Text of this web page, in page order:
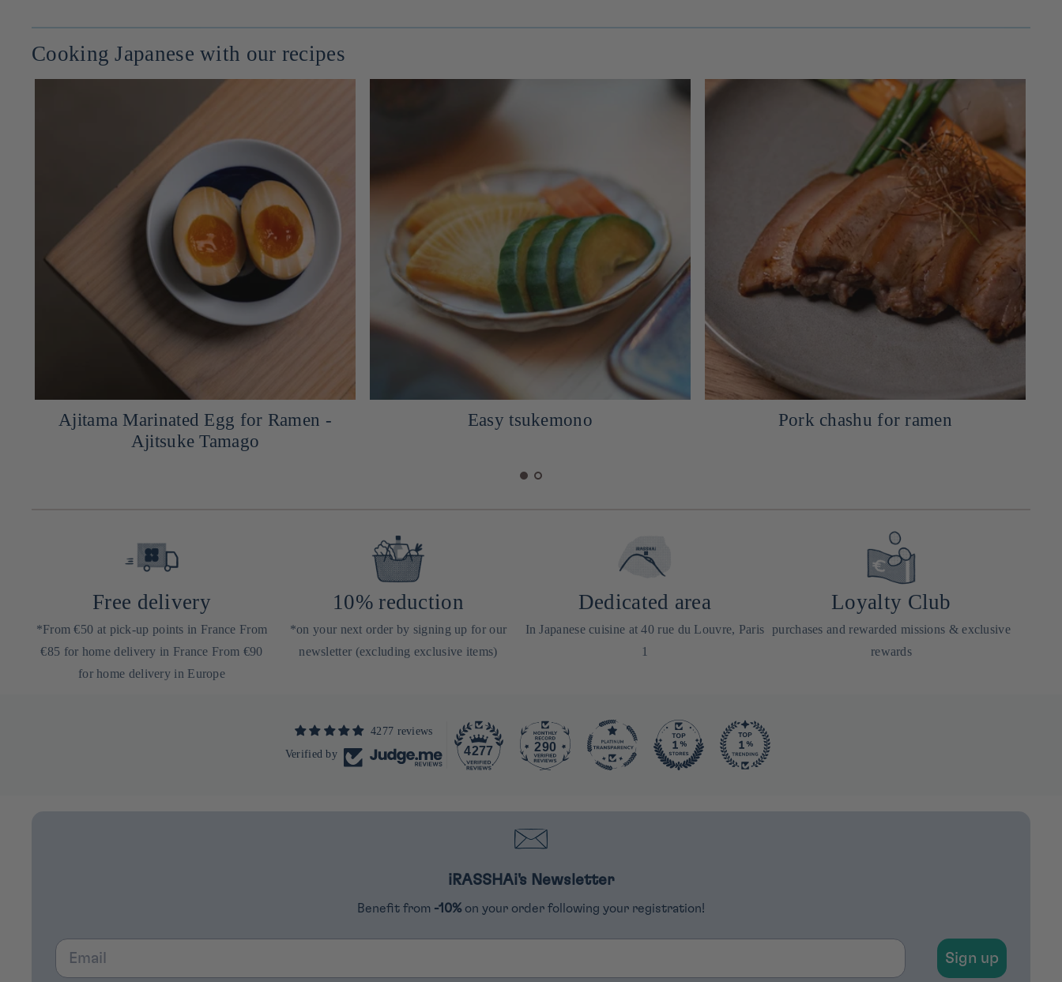
Cooking Japanese with our recipes
Easy tsukemono Pork chashu for ramen Pickled ginger (Gari) for sushi
Free delivery
*From €50 at pick-up points in France From
€85 for home delivery in France From €90
for home delivery in Europe
10% reduction
*on your next order by signing up for our
newsletter (excluding exclusive items)
Dedicated area
In Japanese cuisine at 40 rue du Louvre, Paris
1
Loyalty Club
purchases and rewarded missions & exclusive
rewards
4277 reviews
Verified by
4277 290
iRASSHAi's Newsletter
Benefit from -10% on your order following your registration!
Email
Sign up